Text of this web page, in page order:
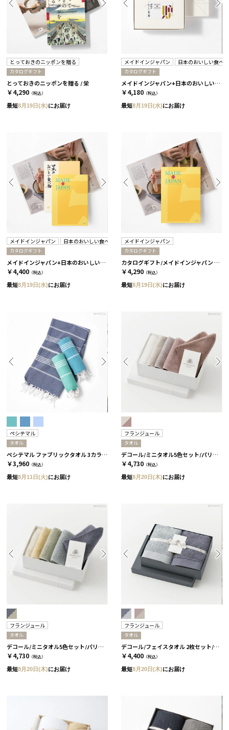
とっておきのニッポンを贈る
カタログギフト
とっておきのニッポンを贈る / 栄
￥4,290 （税込）
最短8月19日(水)にお届け
メイドインジャパン 日本のおいしい食べ物
カタログギフト
メイドインジャパン+日本のおいしい食べ物 / C MJ06＋橙
￥4,180 （税込）
最短8月19日(水)にお届け
メイドインジャパン 日本のおいしい食べ物
カタログギフト
メイドインジャパン+日本のおいしい食べ物 / MJ6+橙 2冊セット
￥4,400 （税込）
最短8月19日(水)にお届け
メイドインジャパン
カタログギフト
カタログギフト/メイドインジャパン 全5種 MJ6
￥4,290 （税込）
最短8月19日(水)にお届け
ペシテマル
タオル
ペシテマル ファブリックタオル 3カラー ミント
￥3,960 （税込）
最短8月11日(火)にお届け
フランジュール
タオル
デコール/ミニタオル5色セット/パリの夕暮れ［フランジュール］
￥4,730 （税込）
最短8月20日(木)にお届け
フランジュール
タオル
デコール/ミニタオル5色セット/パリの情景［フランジュール］
￥4,730 （税込）
最短8月20日(木)にお届け
フランジュール
タオル
デコール/フェイスタオル 2枚セット/2種類［フランジュール］ ブルーニュイ&グリーアシェ
￥4,400 （税込）
最短8月20日(木)にお届け